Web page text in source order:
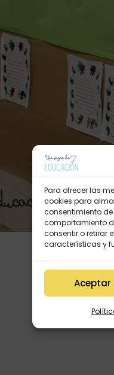
Para ofrecer las
cookies para
consentimiento
comportamiento
consentir o retirar
características y
Aceptar